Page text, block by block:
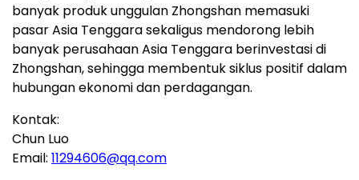
banyak produk unggulan Zhongshan memasuki
pasar Asia Tenggara sekaligus mendorong lebih
banyak perusahaan Asia Tenggara berinvestasi di
Zhongshan, sehingga membentuk siklus positif dalam
hubungan ekonomi dan perdagangan.
Kontak:
Chun Luo
Email: 11294606@qq.com